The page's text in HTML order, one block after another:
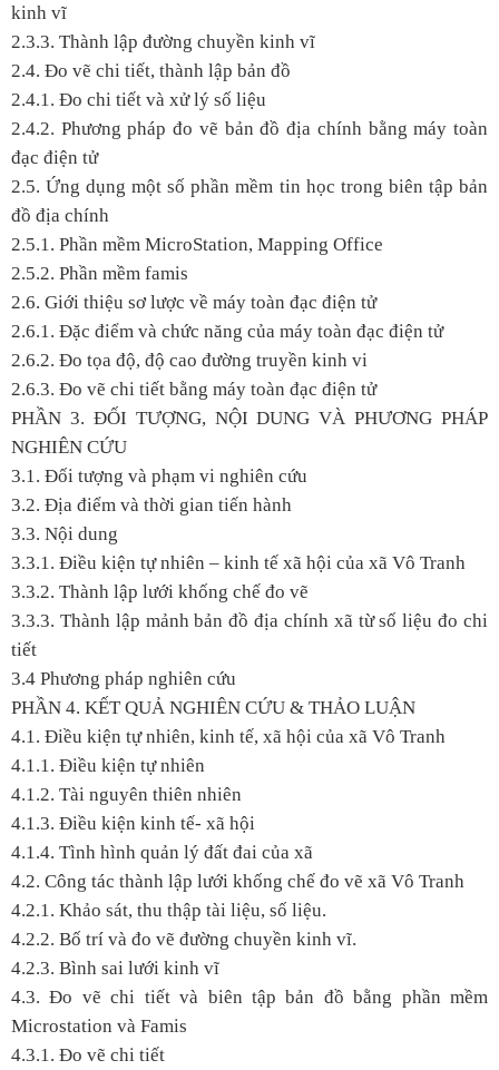
kinh vĩ
2.3.3. Thành lập đường chuyền kinh vĩ
2.4. Đo vẽ chi tiết, thành lập bản đồ
2.4.1. Đo chi tiết và xử lý số liệu
2.4.2. Phương pháp đo vẽ bản đồ địa chính bằng máy toàn
đạc điện tử
2.5. Ứng dụng một số phần mềm tin học trong biên tập bản
đồ địa chính
2.5.1. Phần mềm MicroStation, Mapping Office
2.5.2. Phần mềm famis
2.6. Giới thiệu sơ lược về máy toàn đạc điện tử
2.6.1. Đặc điểm và chức năng của máy toàn đạc điện tử
2.6.2. Đo tọa độ, độ cao đường truyền kinh vi
2.6.3. Đo vẽ chi tiết bằng máy toàn đạc điện tử
PHẦN 3. ĐỐI TƯỢNG, NỘI DUNG VÀ PHƯƠNG PHÁP
NGHIÊN CỨU
3.1. Đối tượng và phạm vi nghiên cứu
3.2. Địa điểm và thời gian tiến hành
3.3. Nội dung
3.3.1. Điều kiện tự nhiên – kinh tế xã hội của xã Vô Tranh
3.3.2. Thành lập lưới khống chế đo vẽ
3.3.3. Thành lập mảnh bản đồ địa chính xã từ số liệu đo chi
tiết
3.4 Phương pháp nghiên cứu
PHẦN 4. KẾT QUẢ NGHIÊN CỨU & THẢO LUẬN
4.1. Điều kiện tự nhiên, kinh tế, xã hội của xã Vô Tranh
4.1.1. Điều kiện tự nhiên
4.1.2. Tài nguyên thiên nhiên
4.1.3. Điều kiện kinh tế- xã hội
4.1.4. Tình hình quản lý đất đai của xã
4.2. Công tác thành lập lưới khống chế đo vẽ xã Vô Tranh
4.2.1. Khảo sát, thu thập tài liệu, số liệu.
4.2.2. Bố trí và đo vẽ đường chuyền kinh vĩ.
4.2.3. Bình sai lưới kinh vĩ
4.3. Đo vẽ chi tiết và biên tập bản đồ bằng phần mềm
Microstation và Famis
4.3.1. Đo vẽ chi tiết